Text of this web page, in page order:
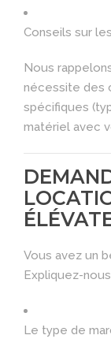
Conseils sur
Nous
nécessite des
spécifiques
matériel avec
Vous avez un
Expliquez-
Le type de